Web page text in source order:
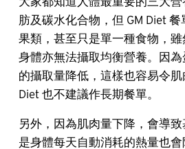
肪及碳水化合物，但 GM Diet
果類，甚至只是單一種食物，
身體亦無法攝取均衡營養。因
的攝取量降低，這樣也容易令肌
Diet 也不建議作長期餐單。
另外，因為肌肉量下降，會導
是身體每天自動消耗的熱量也